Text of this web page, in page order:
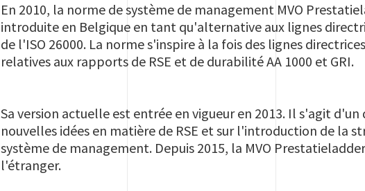
En 2010, la norme de système de management MVO
introduite en Belgique en tant qu'alternative aux lignes
de l'ISO 26000. La norme s'inspire à la fois des lignes
relatives aux rapports de RSE et de durabilité AA 1000 et GRI.
Sa version actuelle est entrée en vigueur en 2013. Il s'agit
nouvelles idées en matière de RSE et sur l'introduction de la
système de management. Depuis 2015, la MVO
l'étranger.